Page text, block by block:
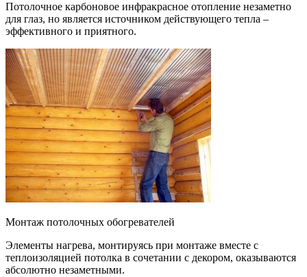
Потолочное карбоновое инфракрасное отопление незаметно
для глаз, но является источником действующего тепла –
эффективного и приятного.
Монтаж потолочных обогревателей
Элементы нагрева, монтируясь при монтаже вместе с
теплоизоляцией потолка в сочетании с декором, оказываются
абсолютно незаметными.